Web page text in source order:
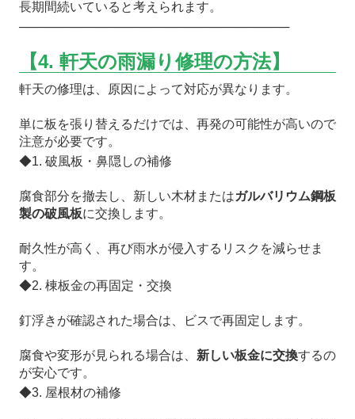
長期間続いていると考えられます。
───────────────────────────────
【4. 軒天の雨漏り修理の方法】
軒天の修理は、原因によって対応が異なります。
単に板を張り替えるだけでは、再発の可能性が高いので
注意が必要です。
◆1. 破風板・鼻隠しの補修
腐食部分を撤去し、新しい木材またはガルバリウム鋼板
製の破風板に交換します。
耐久性が高く、再び雨水が侵入するリスクを減らせま
す。
◆2. 棟板金の再固定・交換
釘浮きが確認された場合は、ビスで再固定します。
腐食や変形が見られる場合は、 新しい板金に交換するの
が安心です。
◆3. 屋根材の補修